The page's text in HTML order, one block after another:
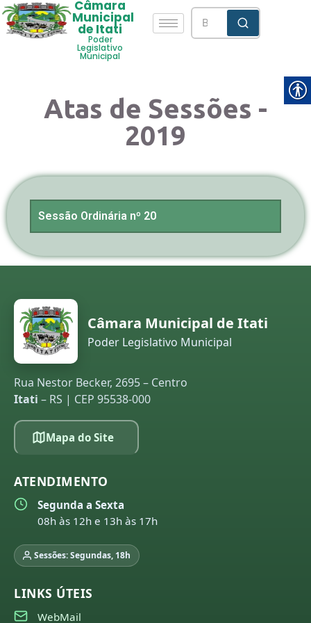
Câmara
Municipal
de Itati
Poder
Legislativo
Municipal
Atas de Sessões -
2019
Sessão Ordinária nº 20
Câmara Municipal de Itati
Poder Legislativo Municipal
Rua Nestor Becker, 2695 – Centro
Itati – RS | CEP 95538-000
Mapa do Site
ATENDIMENTO
Segunda a Sexta
08h às 12h e 13h às 17h
Sessões: Segundas, 18h
LINKS ÚTEIS
WebMail